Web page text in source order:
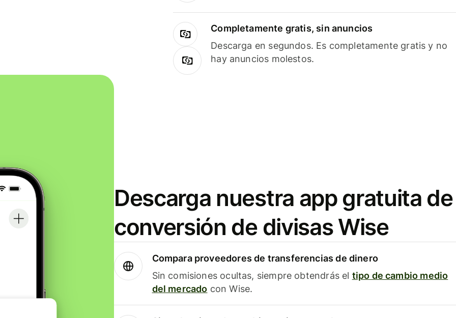
Completamente gratis, sin anuncios
Descarga en segundos. Es completamente gratis y no
hay anuncios molestos.
Descarga nuestra app gratuita de
conversión de divisas Wise
Compara proveedores de transferencias de dinero
Sin comisiones ocultas, siempre obtendrás el tipo de cambio medio
del mercado con Wise.